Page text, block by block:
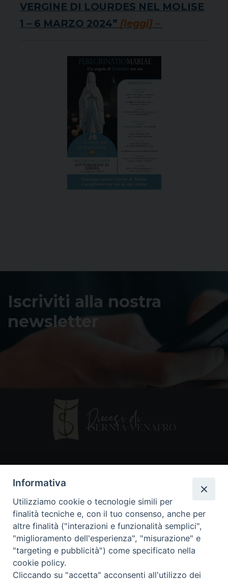
VERGINE DI LOURDES NEL MOLISE
1 – 6 MARZO 2024” [leggi] –
Iscriviti alla nostra
newsletter
86170 Isernia
086550849
segreteria@diocesiiserniavenafro.it
I nostri social
Informativa
Utilizziamo cookie o tecnologie simili per
finalità tecniche e, con il tuo consenso, anche per
altre finalità ("interazioni e funzionalità semplici",
"miglioramento dell'esperienza", "misurazione" e
"targeting e pubblicità") come specificato nella
cookie policy.
Cliccando su "accetta" acconsenti all'utilizzo dei